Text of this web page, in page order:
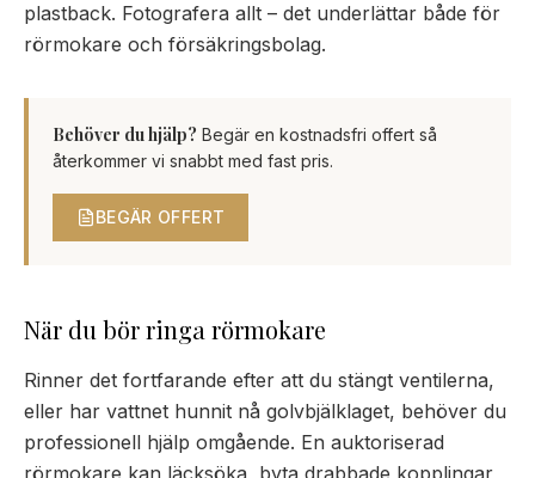
plastback. Fotografera allt – det underlättar både för
rörmokare och försäkringsbolag.
Behöver du hjälp? Begär en kostnadsfri offert så
återkommer vi snabbt med fast pris.
BEGÄR OFFERT
När du bör ringa rörmokare
Rinner det fortfarande efter att du stängt ventilerna,
eller har vattnet hunnit nå golvbjälklaget, behöver du
professionell hjälp omgående. En auktoriserad
rörmokare kan läcksöka, byta drabbade kopplingar